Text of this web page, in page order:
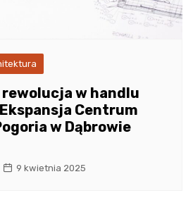
w handlu
Centrum
w Dąbrowie
9 kwietnia 2025